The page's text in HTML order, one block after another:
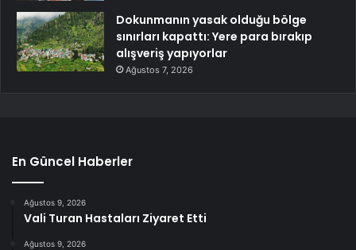
Dokunmanın yasak olduğu bölge
sınırları kapattı: Yere para bırakıp
alışveriş yapıyorlar
Ağustos 7, 2026
En Güncel Haberler
Ağustos 9, 2026
Vali Turan Hastaları Ziyaret Etti
Ağustos 9, 2026